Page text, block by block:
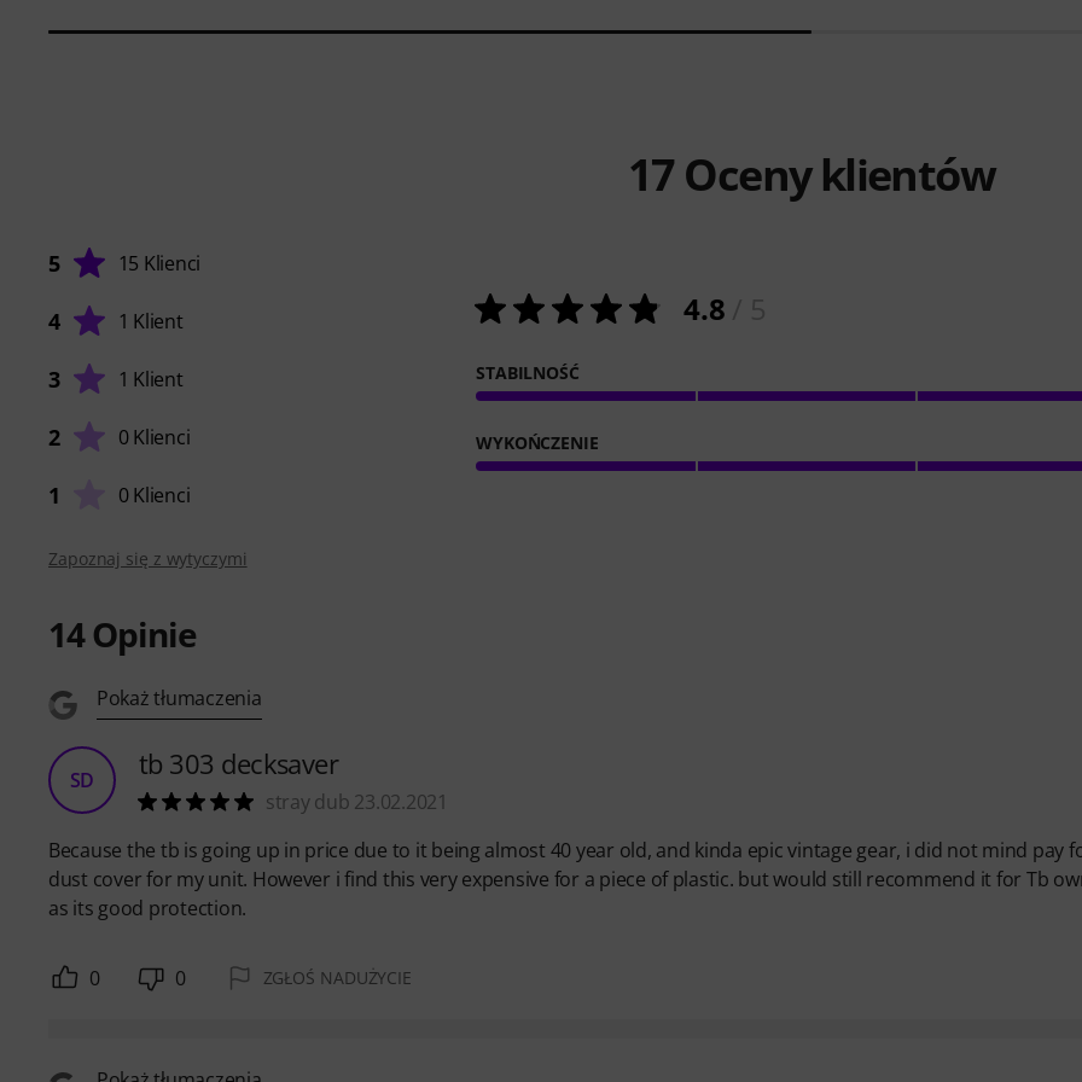
17Oceny klientów
5 15 Klienci
4 1 Klient
3 1 Klient
2 0 Klienci
1 0 Klienci
4.8
STABILNOŚĆ
WYKOŃCZENIE
Zapoznaj się z wytyczymi
14Opinie
Pokaż tłumaczenia
SD tb 303 decksaver
stray dub 23.02.2021
Because the tb is going up in price due to it being almost 40 year old, and kinda epic vintage gear, i did not mind pay
dust cover for my unit. However i find this very expensive for a piece of plastic. but would still recommend it for Tb
as its good protection.
0 0 ZGŁOŚ NADUŻYCIE